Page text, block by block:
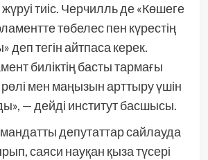
жүруі тиіс. Черчилль де «Көшеге
төбелес пен күрестің
деп тегін айтпаса керек.
биліктің басты тармағы
рөлі мен маңызын арттыру үшін
— дейді институт басшысы.
депутаттар сайлауда
саяси науқан қыза түсері